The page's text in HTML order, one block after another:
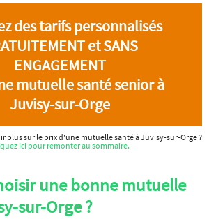
des tarifs personnalisés
et SANS
ENGAGEMENT
mutuelle santé senior à
Juvisy-sur-Orge
plus sur le prix d'une mutuelle santé à Juvisy-sur-Orge ?
ici pour remonter au sommaire.
une bonne mutuelle
sur-Orge ?